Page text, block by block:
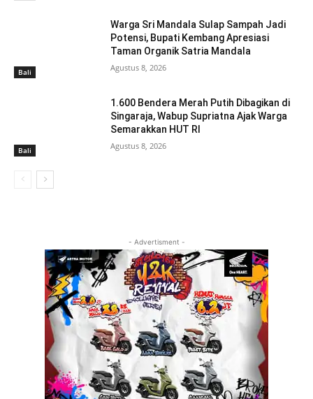
Bali
Warga Sri Mandala Sulap Sampah Jadi
Potensi, Bupati Kembang Apresiasi
Taman Organik Satria Mandala
Agustus 8, 2026
Bali
1.600 Bendera Merah Putih Dibagikan di
Singaraja, Wabup Supriatna Ajak Warga
Semarakkan HUT RI
Agustus 8, 2026
- Advertisment -